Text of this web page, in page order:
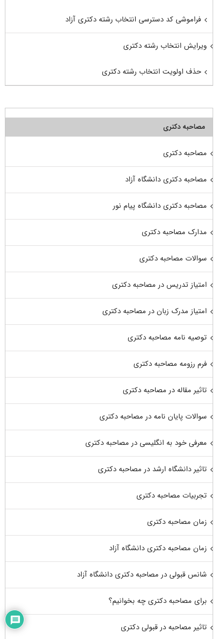
فراموشی کد دسترسی انتخاب رشته دکتری آزاد
ویرایش انتخاب رشته دکتری
حذف اولویت انتخاب رشته دکتری
مصاحبه دکتری
مصاحبه دکتری
مصاحبه دکتری دانشگاه آزاد
مصاحبه دکتری دانشگاه پیام نور
مدارک مصاحبه دکتری
سوالات مصاحبه دکتری
امتیاز تدریس در مصاحبه دکتری
امتیاز مدرک زبان در مصاحبه دکتری
توصیه نامه مصاحبه دکتری
فرم رزومه مصاحبه دکتری
تاثیر مقاله در مصاحبه دکتری
سوالات پایان نامه در مصاحبه دکتری
معرفی خود به انگلیسی در مصاحبه دکتری
تاثیر دانشگاه ارشد در مصاحبه دکتری
تجربیات مصاحبه دکتری
زمان مصاحبه دکتری
زمان مصاحبه دکتری دانشگاه آزاد
شانس قبولی در مصاحبه دکتری دانشگاه آزاد
برای مصاحبه دکتری چه بخوانیم؟
تاثیر مصاحبه در قبولی دکتری